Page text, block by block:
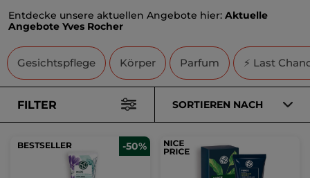
Entdecke unsere aktuellen Angebote hier: Aktuelle
Angebote Yves Rocher
Gesichtspflege Körper Parfum ⚡ Last
FILTER SORTIEREN NACH
BESTSELLER -50%